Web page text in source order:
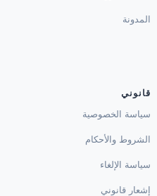
المدونة
قانوني
سياسة الخصوصية
الشروط والأحكام
سياسة الإلغاء
إشعار قانوني